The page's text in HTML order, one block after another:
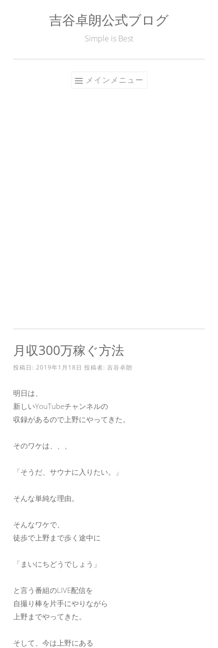
吉谷卓朗公式ブログ
Simple is Best
メインメニュー
月収300万稼ぐ方法
投稿日: 2019年1月18日 投稿者: 吉谷卓朗
明日は、
新しいYouTubeチャンネルの
収録があるので上野にやってきた。
そのワケは、、、
「そうだ、サウナに入りたい。」
そんな単純な理由。
そんなワケで、
徒歩で上野まで歩く途中に
「まいにちどうでしょう」
と言う番組のLIVE配信を
自撮り棒を片手にやりながら
上野までやってきた。
そして、今は上野にある